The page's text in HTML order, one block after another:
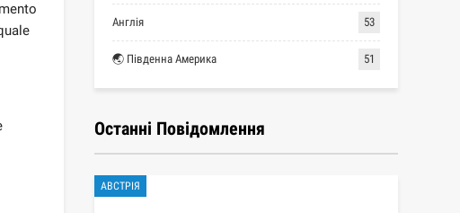
Англія 53
🌏 Південна Америка 51
Останні Повідомлення
АВСТРІЯ